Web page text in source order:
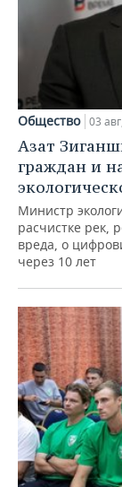
Общество 03
Азат
граждан и
Министр
расчистке рек,
вреда, о
через 10 лет